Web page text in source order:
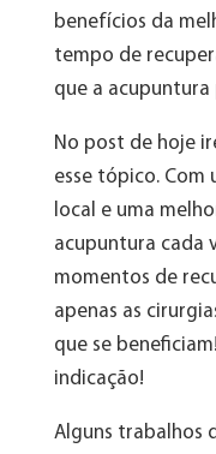
benefícios da
tempo de
que a acupuntura
No post de hoje
esse tópico.
local e uma
acupuntura cada
momentos de
apenas as
que se
indicação!
Alguns trabalhos